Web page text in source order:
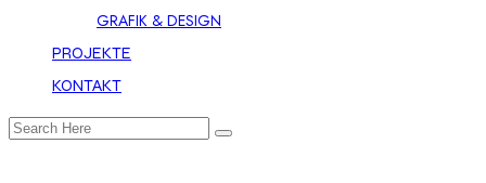
GRAFIK & DESIGN
PROJEKTE
KONTAKT